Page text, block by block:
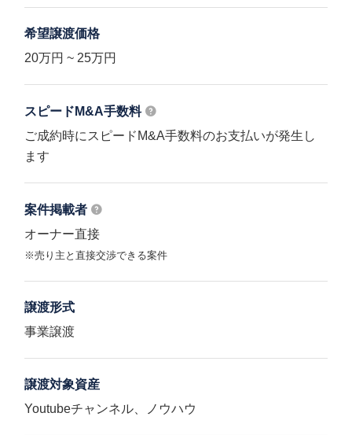
希望譲渡価格
20万円 ~ 25万円
スピードM&A手数料
ご成約時にスピードM&A手数料のお支払いが発生し
ます
案件掲載者
オーナー直接
※売り主と直接交渉できる案件
譲渡形式
事業譲渡
譲渡対象資産
Youtubeチャンネル、ノウハウ